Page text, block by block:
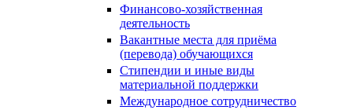
Финансово-хозяйственная
деятельность
Вакантные места для приёма
(перевода) обучающихся
Стипендии и иные виды
материальной поддержки
Международное сотрудничество